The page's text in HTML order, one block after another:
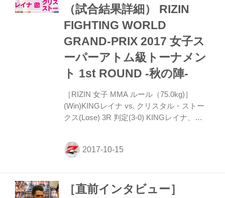
（試合結果詳細） RIZIN
FIGHTING WORLD
GRAND-PRIX 2017 女子ス
ーパーアトム級トーナメン
ト 1st ROUND -秋の陣-
［RIZIN 女子 MMA ルール（75.0kg)］
(Win)KINGレイナ vs. クリスタル・ストー
クス(Lose) 3R 判定(3-0) KINGレイナ、
1R、片足タックルでテイクダウンを取った
レイナだが、ストークスは立ち上がりスタ
くが、ストークスは体勢を入れ替えてここ
［直前インタビュー］